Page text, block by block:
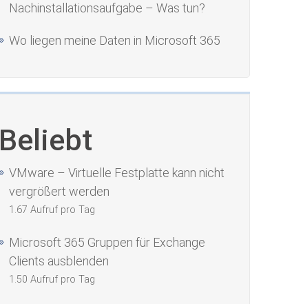
Nachinstallationsaufgabe – Was tun?
Wo liegen meine Daten in Microsoft 365
Beliebt
VMware – Virtuelle Festplatte kann nicht
vergrößert werden
1.67 Aufruf pro Tag
Microsoft 365 Gruppen für Exchange
Clients ausblenden
1.50 Aufruf pro Tag